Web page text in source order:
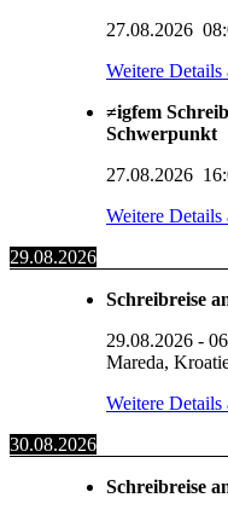
27.08.2026
Weitere Details
≠igfem
Schwerpunkt
27.08.2026
Weitere Details
29.08.2026
Schreibreise
29.08.2026 -
Mareda,
Weitere Details
30.08.2026
Schreibreise